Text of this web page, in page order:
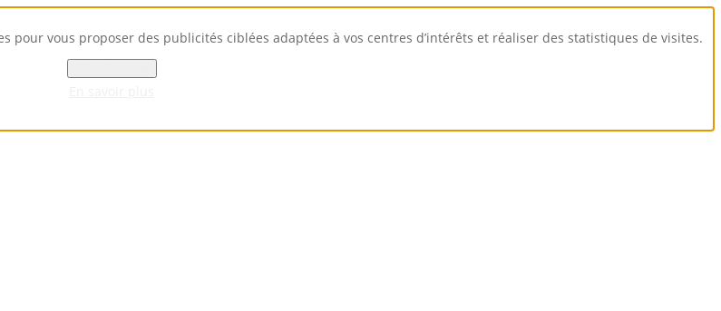
pour vous proposer des publicités ciblées adaptées à vos centres d’intérêts et réaliser des statistiques de visites.